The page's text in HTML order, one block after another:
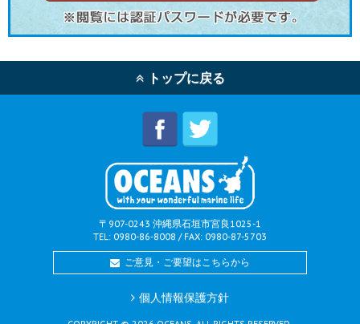
トップに戻る
〒907-0243 沖縄県石垣市宮良1025-1
TEL: 0980-86-8008 / FAX: 0980-87-5703
ご意見・ご要望はこちらから
個人情報保護方針